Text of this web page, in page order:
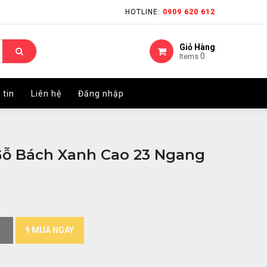
HOTLINE: 0909 620 612
Giỏ Hàng
Items 0
tin Liên hệ Đăng nhập
HOTLINE: 0909 620 612
Giỏ Hàng
Items 0
tin Liên hệ Đăng nhập
Bách Xanh Cao 23 Ngang
MUA NGAY